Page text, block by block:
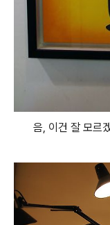
음, 이건 잘 모르